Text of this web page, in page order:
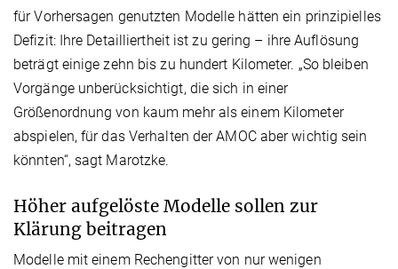
für Vorhersagen genutzten Modelle hätten ein prinzipielles
Defizit: Ihre Detailliertheit ist zu gering – ihre Auflösung
beträgt einige zehn bis zu hundert Kilometer. „So bleiben
Vorgänge unberücksichtigt, die sich in einer
Größenordnung von kaum mehr als einem Kilometer
abspielen, für das Verhalten der AMOC aber wichtig sein
könnten“, sagt Marotzke.
Höher aufgelöste Modelle sollen zur
Klärung beitragen
Modelle mit einem Rechengitter von nur wenigen